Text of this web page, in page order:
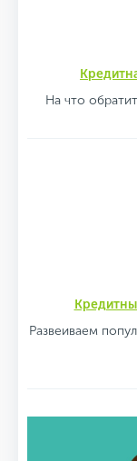
На что
Развеиваем